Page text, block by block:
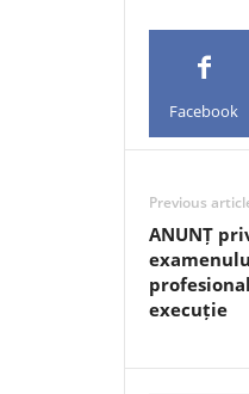
Facebook
Previous
ANUNȚ
execuție